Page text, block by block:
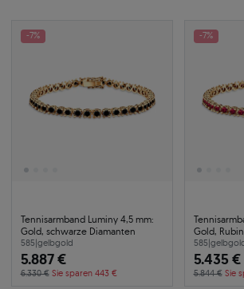
-7%
Tennisarmband Luminy 4,5 mm:
Gold, schwarze Diamanten
585|gelbgold
5.887 €
6.330 € Sie sparen 443 €
-7%
Gold,
585|
5.435 €
5.844 € Sie